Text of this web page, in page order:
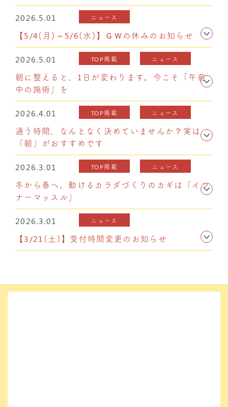
2026.5.01 ニュース
【5/4(月)～5/6(水)】ＧＷの休みのお知らせ
2026.5.01 TOP掲載 ニュース
朝に整えると、1日が変わります。今こそ「午前
中の施術」を
2026.4.01 TOP掲載 ニュース
通う時間、なんとなく決めていませんか？実は
「朝」がおすすめです
2026.3.01 TOP掲載 ニュース
冬から春へ。動けるカラダづくりのカギは「イン
ナーマッスル」
2026.3.01 ニュース
【3/21(土)】受付時間変更のお知らせ